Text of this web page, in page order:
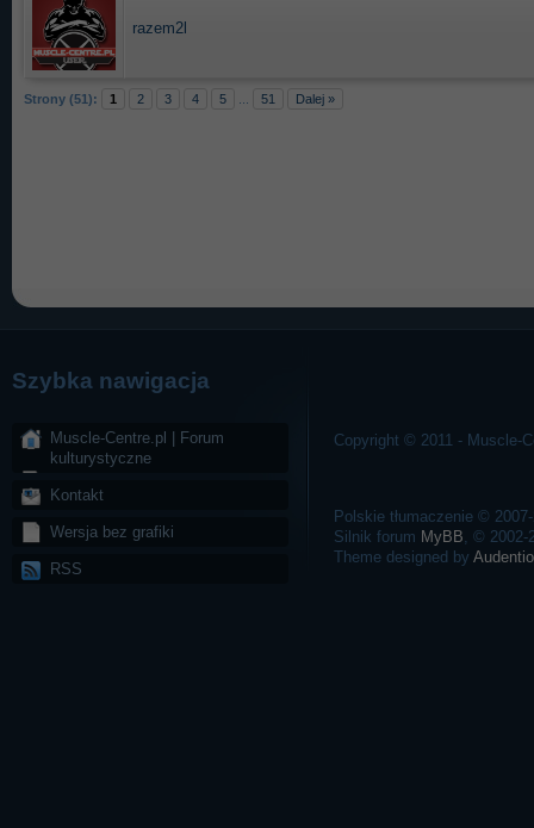
razem2l
Strony (51): 1 2 3 4 5 51 Dalej »
Szybka nawigacja
Muscle-Centre.pl | Forum
kulturystyczne
Kontakt
Wersja bez grafiki
RSS
Copyright © 2011 - Muscle-
Polskie tłumaczenie ©
Silnik forum MyBB , ©
Theme designed by